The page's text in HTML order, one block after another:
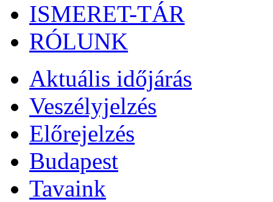
ISMERET-TÁR
RÓLUNK
Aktuális időjárás
Veszélyjelzés
Előrejelzés
Budapest
Tavaink